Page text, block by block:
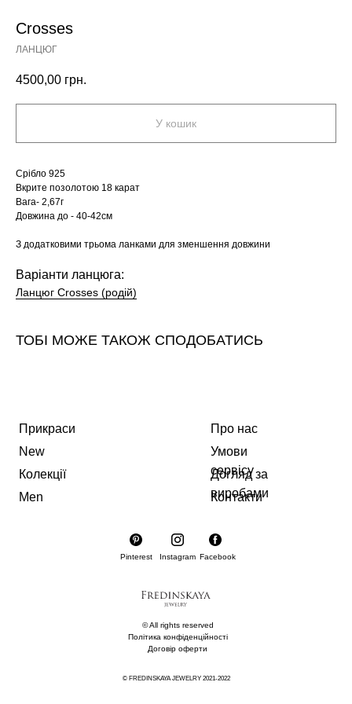
Crosses
ЛАНЦЮГ
4500,00 грн.
У кошик
Срібло 925
Вкрите позолотою 18 карат
Вага- 2,67г
Довжина до - 40-42см
З додатковими трьома ланками для зменшення довжини
Варіанти ланцюга:
Ланцюг Crosses (родій)
ТОБІ МОЖЕ ТАКОЖ СПОДОБАТИСЬ
Pinterest Instagram
Прикраси
New
Колекції
Men
Про нас
Умови
сервісу
Догляд за
виробами
© All rights reserved
Політика конфіденційності
Договір оферти
© FREDINSKAYA JEWELRY 2021-2022
Facebook
Контакти